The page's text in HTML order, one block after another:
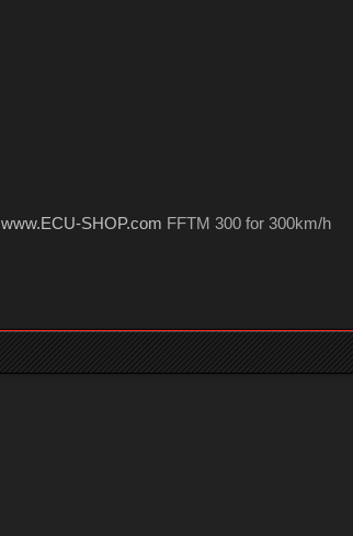
www.ECU-SHOP.com FFTM 300 for 300km/h